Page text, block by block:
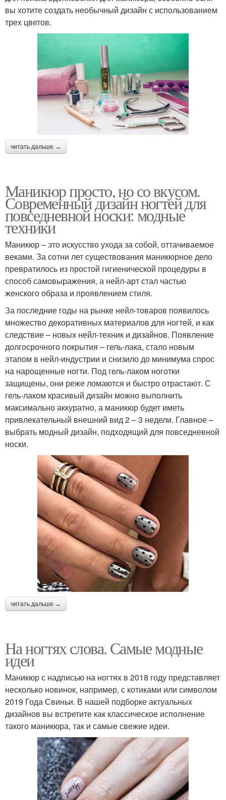
вы хотите создать необычный дизайн с использованием
трех цветов.
читать дальше →
Маникюр просто, но со вкусом.
Современный дизайн ногтей для
повседневной носки: модные
техники
Маникюр – это искусство ухода за собой, оттачиваемое
веками. За сотни лет существования маникюрное дело
превратилось из простой гигиенической процедуры в
способ самовыражения, а нейл-арт стал частью
женского образа и проявлением стиля.
За последние годы на рынке нейл-товаров появилось
множество декоративных материалов для ногтей, и как
следствие – новых нейл-техник и дизайнов. Появление
долгосрочного покрытия – гель-лака, стало новым
этапом в нейл-индустрии и снизило до минимума спрос
на нарощенные ногти. Под гель-лаком ноготки
защищены, они реже ломаются и быстро отрастают. С
гель-лаком красивый дизайн можно выполнить
максимально аккуратно, а маникюр будет иметь
привлекательный внешний вид 2 – 3 недели. Главное –
выбрать модный дизайн, подходящий для повседневной
носки.
читать дальше →
На ногтях слова. Самые модные
идеи
Маникюр с надписью на ногтях в 2018 году представляет
несколько новинок, например, с котиками или символом
2019 Года Свиньи. В нашей подборке актуальных
дизайнов вы встретите как классическое исполнение
такого маникюра, так и самые свежие идеи.